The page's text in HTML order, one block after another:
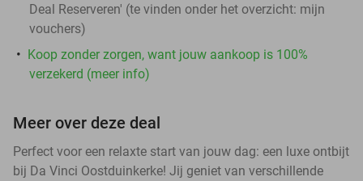
Deal Reserveren' (te vinden onder het overzicht: mijn
vouchers)
Koop zonder zorgen, want jouw aankoop is 100%
verzekerd (meer info)
Meer over deze deal
Perfect voor een relaxte start van jouw dag: een luxe ontbijt
bij Da Vinci Oostduinkerke! Jij geniet van verschillende